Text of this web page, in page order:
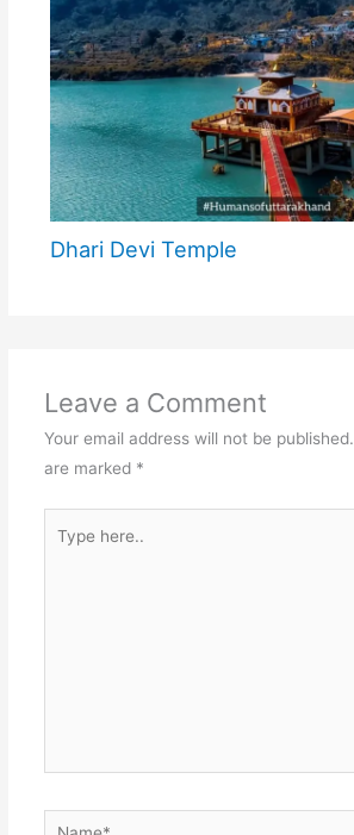
Dhari Devi Temple
Leave a Comment
Your email address will not be published.
are marked *
here..
Name*